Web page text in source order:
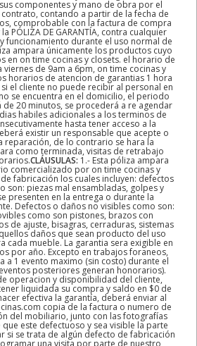
componentes y mano de obra por el
contando a partir de la fecha de
comprobable con la factura de compra
PÓLIZA DE GARANTÍA, contra cualquier
funcionamiento durante el uso normal de
ampara únicamente los productos cuyo
en on time cocinas y closets. el horario de
viernes de 9am a 6pm, on time cocinas y
horarios de atencion de garantias 1 hora
el cliente no puede recibir al personal en
se encuentra en el domicilio, el periodo
20 minutos, se procederá a re agendar
habiles adicionales a los terminos de
hasta tener acceso a la
existir un responsable que acepte o
reparación, de lo contrario se hara la
como terminada, visitas de retrabajo
CLÁUSULAS: 1.- Esta póliza ampara
comercializado por on time cocinas y
fabricación los cuales incluyen: defectos
son: piezas mal ensambladas, golpes y
presenten en la entrega o durante la
Defectos o daños no visibles como son:
como son pistones, brazos con
de ajuste, bisagras, cerraduras, sistemas
daños que sean producto del uso
cada mueble. La garantia sera exigible en
por año. Excepto en trabajos foraneos,
a 1 evento maximo (sin costo) durante el
posteriores generan honorarios).
operacion y disponibilidad del cliente,
liquidada su compra y saldo en $0 de
efectiva la garantía, deberá enviar al
copia de la factura o numero de
del mobiliario, junto con las fotografías
este defectuoso y sea visible la parte
si se trata de algún defecto de fabricación
una visita por parte de nuestro